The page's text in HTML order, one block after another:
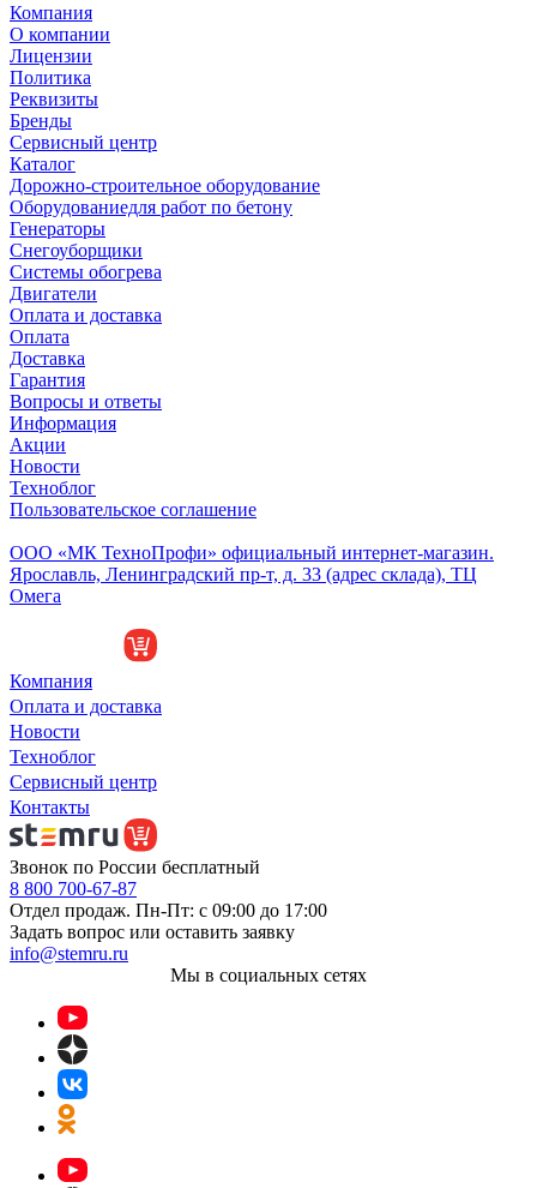
Компания
О компании
Лицензии
Политика
Реквизиты
Бренды
Сервисный центр
Каталог
Дорожно-строительное оборудование
Оборудованиедля работ по бетону
Генераторы
Снегоуборщики
Системы обогрева
Двигатели
Оплата и доставка
Оплата
Доставка
Гарантия
Вопросы и ответы
Информация
Акции
Новости
Техноблог
Пользовательское соглашение
ООО «МК ТехноПрофи» официальный интернет-магазин.
Ярославль, Ленинградский пр-т, д. 33 (адрес склада), ТЦ
Омега
Компания
Оплата и доставка
Новости
Техноблог
Сервисный центр
Контакты
Звонок по России бесплатный
8 800 700-67-87
Отдел продаж. Пн-Пт: с 09:00 до 17:00
Задать вопрос или оставить заявку
info@stemru.ru
Мы в социальных сетях